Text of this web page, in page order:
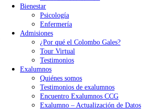
Bienestar
Psicología
Enfermería
Admisiones
¿Por qué el Colombo Gales?
Tour Virtual
Testimonios
Exalumnos
Quiénes somos
Testimonios de exalumnos
Encuentro Exalumnos CCG
Exalumno – Actualización de Datos